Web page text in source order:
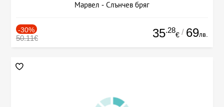
Марвел - Слънчев бряг
-30%
50.11€ 35.28
€ / 69лв.